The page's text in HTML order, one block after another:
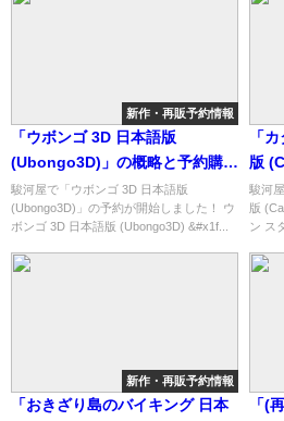
新作・再販予約情報
「ウボンゴ 3D 日本語版
(Ubongo3D)」の概略と予約購入
可能なショップ紹介！
駿河屋で「ウボンゴ 3D 日本語版
(Ubongo3D)」の予約が開始しました！ ウ
ボンゴ 3D 日本語版 (Ubongo3D) &#x1f...
「
版
能な
駿河
版
ン ス
新作・再販予約情報
「おきざり島のバイキング 日本
「(